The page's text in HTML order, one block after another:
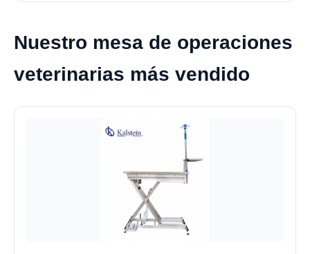
Nuestro mesa de operaciones
veterinarias más vendido